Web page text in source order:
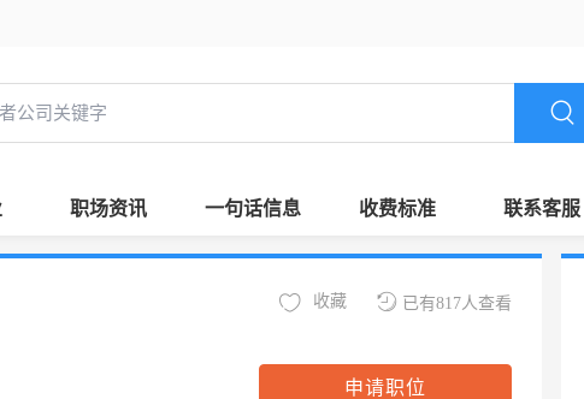
职场资讯 一句话信息 收费标准 联系客服
已有817人查看
收藏
申请职位